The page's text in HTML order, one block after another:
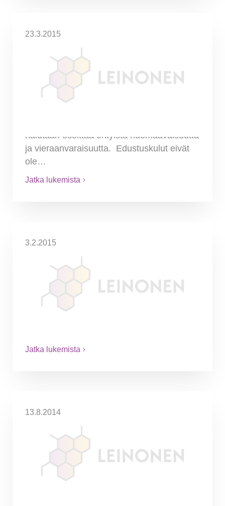
23.3.2015
Mitä eroa on neuvottelukuluilla
ja edustuskuluilla?
Perussääntönä on että edustuskulut
kohdistuvat sellaisiin asiakkaisiin,
halutaan osoittaa erityistä huomaavaisuutta
ja vieraanvaraisuutta. Edustuskulut eivät
ole…
Jatka lukemista
3.2.2015
Representation expenses in
income tax in the 2015 tax year
Since 2014, representation expenses were
no longer deductible. 50% deductible for
Jatka lukemista
13.8.2014
Leinonen Group mukana
TeollisuusSummitissa ja
InfoCornerissa Oulussa
8.-9.10.2014